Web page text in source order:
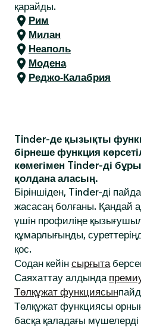
қарайды.
Рим
Милан
Неаполь
Модена
Реджо-Калабрия
Tinder-де қызықты
бірнеше функция
көмегімен Tinder-ді
қолдана аласың.
Біріншіден, Tinder-ді
жасасаң болғаны. Қандай
үшін профиліңе
құмарлығыңды,
қос.
Содан кейін сырғыта
Саяхаттау алдында
Төлқұжат функциясын
Төлқұжат функциясы
басқа қаладағы мүшелерді